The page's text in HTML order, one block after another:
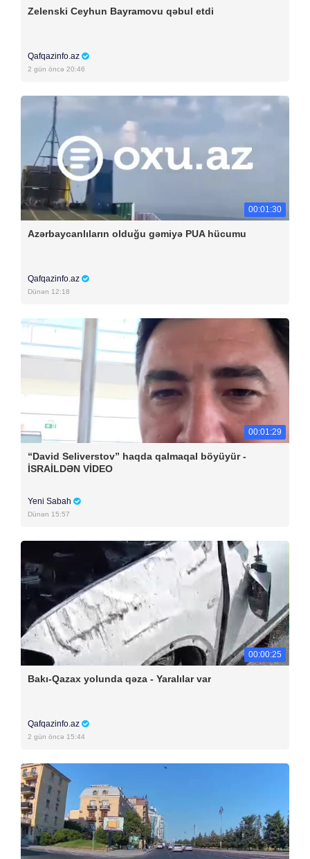
Zelenski Ceyhun Bayramovu qəbul etdi
Qafqazinfo.az
2 gün öncə 20:46
00:01:30
Azərbaycanlıların olduğu gəmiyə PUA hücumu
Qafqazinfo.az
Dünən 12:18
00:01:29
“David Seliverstov” haqda qalmaqal böyüyür -
İSRAİLDƏN VİDEO
Yeni Sabah
Dünən 15:57
00:00:25
Bakı-Qazax yolunda qəza - Yaralılar var
Qafqazinfo.az
2 gün öncə 15:44